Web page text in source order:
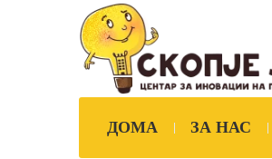
ДОМА ЗА НАС